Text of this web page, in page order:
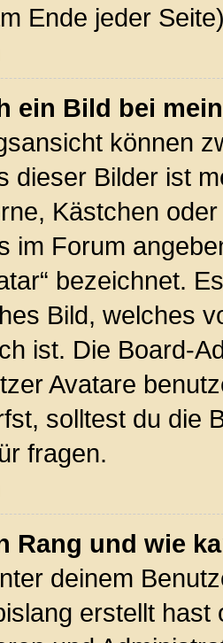
Ende jeder
ein Bild bei
können
dieser Bilder ist
Kästchen
im Forum
bezeichnet.
Bild, welches
ist. Die Board-
Avatare
solltest du die
fragen.
Rang und wie
deinem
erstellt